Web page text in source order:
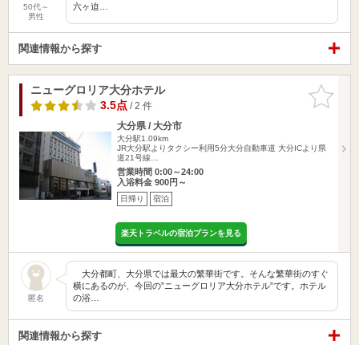
50代～
男性
六ヶ迫…
関連情報から探す
お気に入
りに追加
ニューグロリア大分ホテル
3.5点/ 2 件
大分県 / 大分市
大分駅1.09km
JR大分駅よりタクシー利用5分大分自動車道 大分ICより県
道21号線…
営業時間 0:00～24:00
入浴料金 900円～
日帰り 宿泊
楽天トラベルの宿泊プランを見る
匿名
大分都町、大分県では最大の繁華街です。そんな繁華街のすぐ
横にあるのが、今回の”ニューグロリア大分ホテル”です。ホテル
の浴…
関連情報から探す